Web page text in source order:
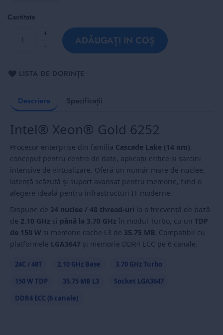
Cantitate
ADĂUGAȚI IN COȘ
LISTA DE DORINȚE
Descriere Specificații
Intel® Xeon® Gold 6252
Procesor enterprise din familia Cascade Lake (14 nm),
conceput pentru centre de date, aplicații critice și sarcini
intensive de virtualizare. Oferă un număr mare de nuclee,
latență scăzută și suport avansat pentru memorie, fiind o
alegere ideală pentru infrastructuri IT moderne.
Dispune de 24 nuclee / 48 thread-uri la o frecvență de bază
de 2.10 GHz și până la 3.70 GHz în modul Turbo, cu un TDP
de 150 W și memorie cache L3 de 35.75 MB. Compatibil cu
platformele LGA3647 și memorie DDR4 ECC pe 6 canale.
24C / 48T 2.10 GHz Base
3.70 GHz Turbo
150 W TDP
35.75 MB L3
Socket LGA3647
DDR4 ECC (6 canale)